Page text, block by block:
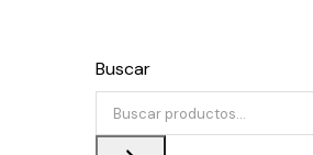
Buscar